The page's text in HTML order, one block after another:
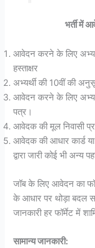
भर्ती में
आवेदन करने के लिए
हस्ताक्षर
अभ्यर्थी की 10वीं की
आवेदन करने के लिए
पत्र।
आवेदक की मूल निवासी
आवेदक की आधार कार्ड या
द्वारा जारी कोई भी अन्य
जॉब के लिए आवेदन का
के आधार पर थोड़ा बदल
जानकारी हर फॉर्मेट में
सामान्य जानकारी: